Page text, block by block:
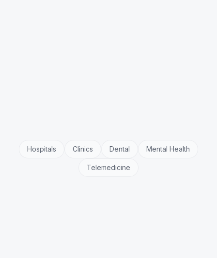
Hospitals Clinics Dental Mental Health
Telemedicine